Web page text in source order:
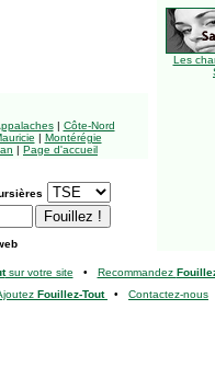
Les
| Côte-Nord
| Montérégie
| Page d'accueil
sur votre site • Recommandez
Fouillez-Tout • Contactez-nous